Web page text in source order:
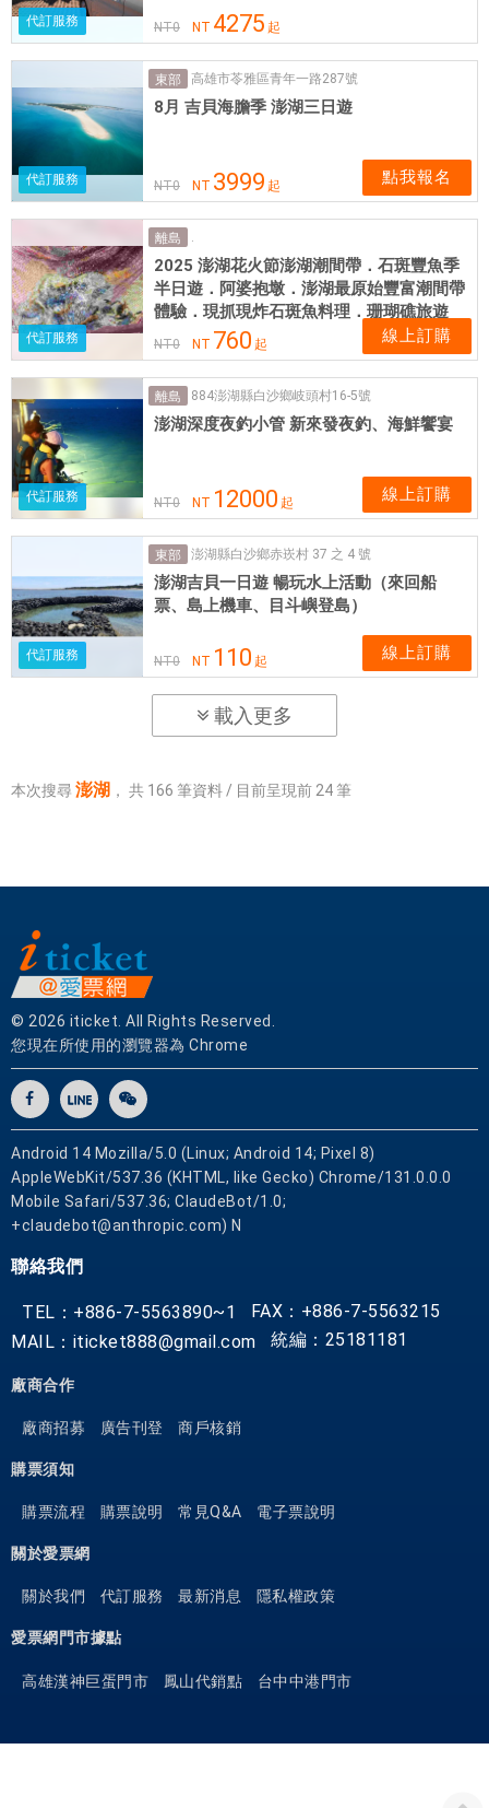
代訂服務 NT0 NT 4275 起
代訂服務
東部 高雄市苓雅區青年一路287號
8月 吉貝海膽季 澎湖三日遊
NT0 NT 3999 起 點我報名
代訂服務
離島 .
2025 澎湖花火節澎湖潮間帶．石斑豐魚季
半日遊．阿婆抱墩．澎湖最原始豐富潮間帶
體驗．現抓現炸石斑魚料理．珊瑚礁旅遊
NT0 NT 760 起 線上訂購
代訂服務
離島 884澎湖縣白沙鄉岐頭村16-5號
澎湖深度夜釣小管 新來發夜釣、海鮮饗宴
NT0 NT 12000 起 線上訂購
代訂服務
東部 澎湖縣白沙鄉赤崁村 37 之 4 號
澎湖吉貝一日遊 暢玩水上活動（來回船
票、島上機車、目斗嶼登島）
NT0 NT 110 起 線上訂購
載入更多
本次搜尋 澎湖 ， 共 166 筆資料 / 目前呈現前 24 筆
© 2026 iticket. All Rights Reserved.
您現在所使用的瀏覽器為 Chrome
Android 14 Mozilla/5.0 (Linux; Android 14; Pixel 8)
AppleWebKit/537.36 (KHTML, like Gecko) Chrome/131.0.0.0
Mobile Safari/537.36; ClaudeBot/1.0;
+claudebot@anthropic.com) N
聯絡我們
TEL：+886-7-5563890~1
FAX：+886-7-5563215
MAIL：iticket888@gmail.com
統編：25181181
廠商合作
廠商招募 廣告刊登 商戶核銷
購票須知
購票流程 購票說明 常見Q&A 電子票說明
關於愛票網
關於我們 代訂服務 最新消息 隱私權政策
愛票網門市據點
高雄漢神巨蛋門市 鳳山代銷點 台中中港門市